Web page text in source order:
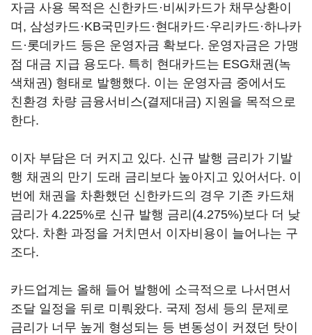
자금 사용 목적은 신한카드·비씨카드가 채무상환이
며, 삼성카드·KB국민카드·현대카드·우리카드·하나카
드·롯데카드 등은 운영자금 확보다. 운영자금은 가맹
점 대금 지급 용도다. 특히 현대카드는 ESG채권(녹
색채권) 형태로 발행했다. 이는 운영자금 중에서도
친환경 차량 금융서비스(결제대금) 지원을 목적으로
한다.
이자 부담은 더 커지고 있다. 신규 발행 금리가 기발
행 채권의 만기 도래 금리보다 높아지고 있어서다. 이
번에 채권을 차환했던 신한카드의 경우 기존 카드채
금리가 4.225%로 신규 발행 금리(4.275%)보다 더 낮
았다. 차환 과정을 거치면서 이자비용이 늘어나는 구
조다.
카드업계는 올해 들어 발행에 소극적으로 나서면서
조달 일정을 뒤로 미뤄왔다. 국제 정세 등의 문제로
금리가 너무 높게 형성되는 등 변동성이 커졌던 탓이